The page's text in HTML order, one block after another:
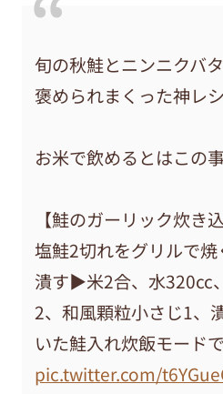
旬の秋鮭とニンニクバ
褒められまくった神レシ
お米で飲めるとはこの
【鮭のガーリック炊き
塩鮭2切れをグリルで
潰す▶︎米2合、水320cc
2、和風顆粒小さじ1、
いた鮭入れ炊飯モード
pic.twitter.com/